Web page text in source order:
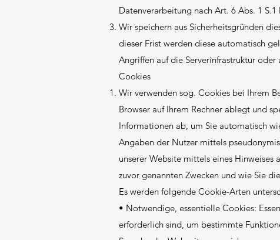
Datenverarbeitung nach Art. 6 Abs. 1 S.1
Wir speichern aus Sicherheitsgründen
dieser Frist werden diese automatisch
Angriffen auf die Serverinfrastruktur oder
Cookies
Wir verwenden sog. Cookies bei Ihrem
Browser auf Ihrem Rechner ablegt und
Informationen ab, um Sie automatisch
Angaben der Nutzer mittels
unserer Website mittels eines Hinweises
zuvor genannten Zwecken und wie Sie
Es werden folgende Cookie-Arten
• Notwendige, essentielle Cookies:
erforderlich sind, um bestimmte